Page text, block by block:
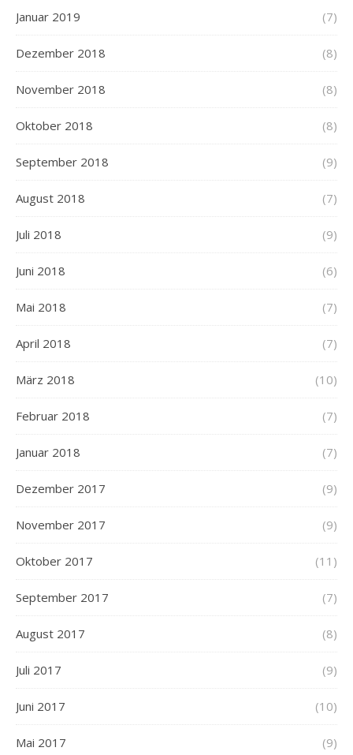
Januar 2019 (7)
Dezember 2018 (8)
November 2018 (8)
Oktober 2018 (8)
September 2018 (9)
August 2018 (7)
Juli 2018 (9)
Juni 2018 (6)
Mai 2018 (7)
April 2018 (7)
März 2018 (10)
Februar 2018 (7)
Januar 2018 (7)
Dezember 2017 (9)
November 2017 (9)
Oktober 2017 (11)
September 2017 (7)
August 2017 (8)
Juli 2017 (9)
Juni 2017 (10)
Mai 2017 (9)